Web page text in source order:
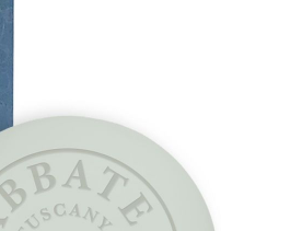
Floris London
Gillette
Henson Shaving
Herold Solingen
Kasho Kai